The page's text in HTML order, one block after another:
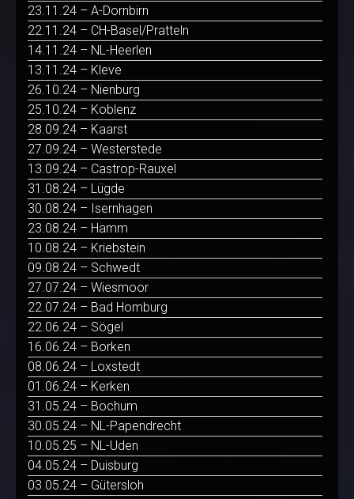
23.11.24 – A-Dornbirn
22.11.24 – CH-Basel/Pratteln
14.11.24 – NL-Heerlen
13.11.24 – Kleve
26.10.24 – Nienburg
25.10.24 – Koblenz
28.09.24 – Kaarst
27.09.24 – Westerstede
13.09.24 – Castrop-Rauxel
31.08.24 – Lügde
30.08.24 – Isernhagen
23.08.24 – Hamm
10.08.24 – Kriebstein
09.08.24 – Schwedt
27.07.24 – Wiesmoor
22.07.24 – Bad Homburg
22.06.24 – Sögel
16.06.24 – Borken
08.06.24 – Loxstedt
01.06.24 – Kerken
31.05.24 – Bochum
30.05.24 – NL-Papendrecht
10.05.25 – NL-Uden
04.05.24 – Duisburg
03.05.24 – Gütersloh